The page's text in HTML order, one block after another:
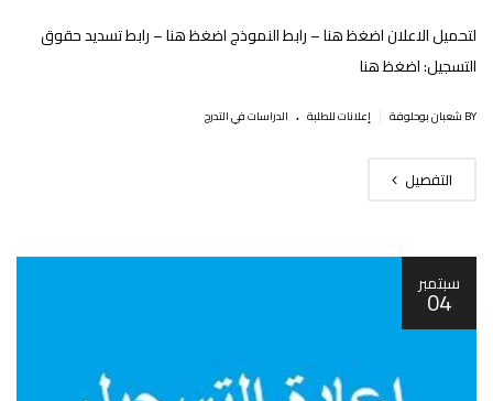
لتحميل الاعلان اضغظ هنا – رابط النموذج اضغظ هنا – رابط تسديد حقوق
التسجيل: اضغظ هنا
BY شعبان بوحلوفة إعلانات للطلبة . الدراسات في التدرج
التفصيل
سبتمبر
04